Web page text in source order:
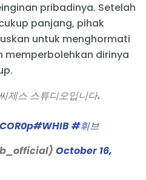
pribadinya. Setelah
panjang, pihak
untuk menghormati
dirinya
제스 스튜디오입니다.
#WHIB#휘브
October 16,